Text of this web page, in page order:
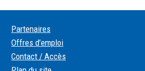
Partenaires
Offres d’emploi
Contact / Accès